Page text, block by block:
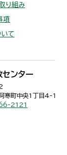
り組み
項
て
センター
寒町中央1丁目4-1
2121